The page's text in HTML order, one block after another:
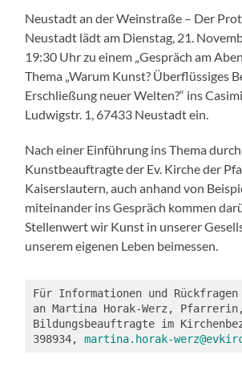
Neustadt an der Weinstraße – Der
Neustadt lädt am Dienstag, 21.
19:30 Uhr zu einem „Gespräch am
Thema „Warum Kunst? Überflüssiges
Erschließung neuer Welten?“ ins
Ludwigstr. 1, 67433 Neustadt ein.
Nach einer Einführung ins Thema
Kunstbeauftragte der Ev. Kirche der
Kaiserslautern, auch anhand von
miteinander ins Gespräch kommen
Stellenwert wir Kunst in unserer
unserem eigenen Leben beimessen.
Für Informationen und
an Martina Horak-Werz, Pfarrerin,
Bildungsbeauftragte im
398934, martina.horak-